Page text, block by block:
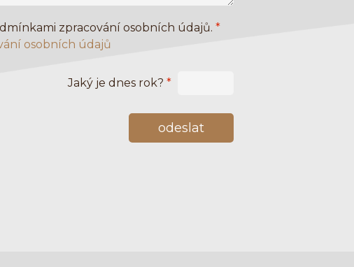
zpracování osobních údajů. *
osobních údajů
Jaký je dnes rok? *